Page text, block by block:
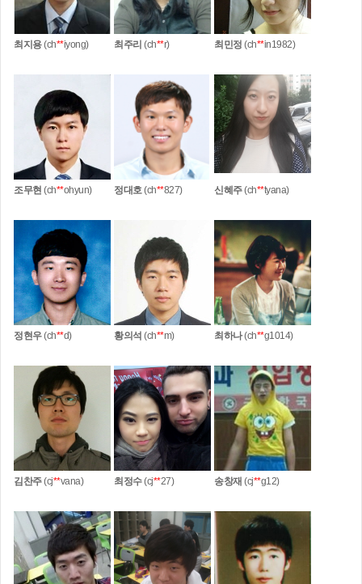
최지용(ch**iyong) 최주리 (ch**r) 최민정 (ch**in1982)
조무현 (ch**ohyun) 정대호(ch**827) 신혜주(ch**tyana)
정현우(ch**d) 황의석 (ch**m) 최하나(ch**g1014)
김찬주(cj**vana) 최정수(cj**27) 송창재 (cj**g12)